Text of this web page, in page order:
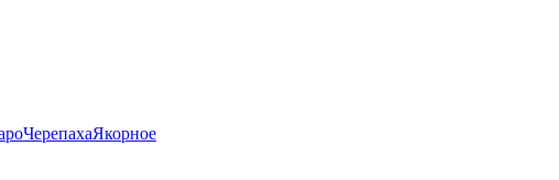
ЧерепахаЯкорное